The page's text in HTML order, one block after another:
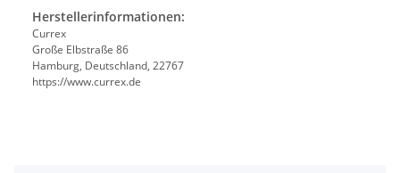
Herstellerinformationen:
Currex
Große Elbstraße 86
Hamburg, Deutschland, 22767
https://www.currex.de